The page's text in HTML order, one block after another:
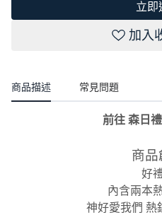
立即
加入
商品描述 常見問題
前往 森日
商品
好
內含兩本
神好愛我們 熱